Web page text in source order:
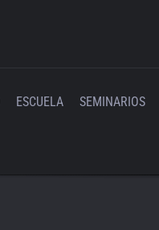
ESCUELA SEMINARIOS